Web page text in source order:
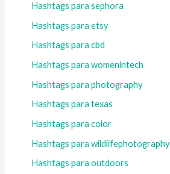
Hashtags para sephora
Hashtags para etsy
Hashtags para cbd
Hashtags para womenintech
Hashtags para photography
Hashtags para texas
Hashtags para color
Hashtags para wildlifephotography
Hashtags para outdoors